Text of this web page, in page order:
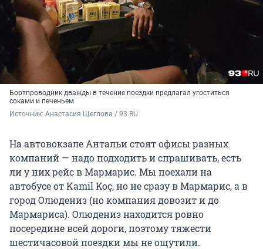
Бортпроводник дважды в течение поездки предлагал угоститься
соками и печеньем
Источник: Анастасия Щеглова / 93.RU
На автовокзале Антальи стоят офисы разных
компаний — надо подходить и спрашивать, есть
ли у них рейс в Мармарис. Мы поехали на
автобусе от Kamil Koç, но не сразу в Мармарис, а в
город Олюдениз (но компания довозит и до
Мармариса). Олюдениз находится ровно
посередине всей дороги, поэтому тяжести
шестичасовой поездки мы не ощутили.